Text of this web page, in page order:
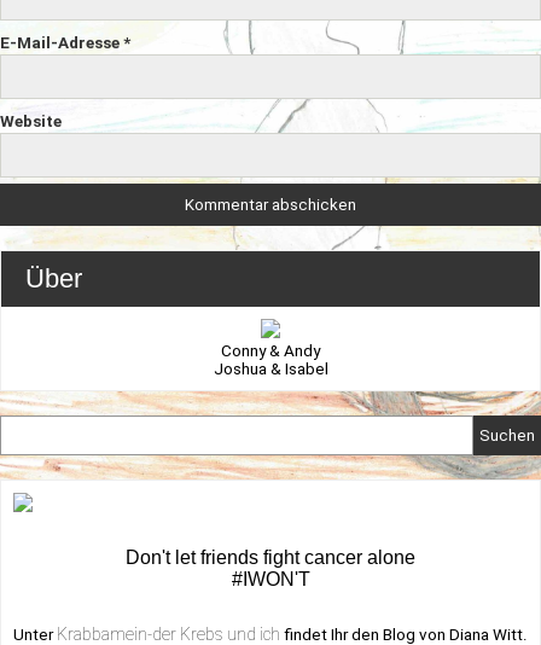
E-Mail-Adresse *
Website
Über
Conny & Andy
Joshua & Isabel
Suchen
Don't let friends fight cancer alone
#IWON'T
Unter Krabbamein-der Krebs und ich findet Ihr den Blog von Diana Witt.